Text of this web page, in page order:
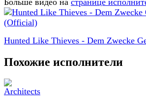
Больше видео на странице
Hunted Like Thieves - Dem Zwecke
Похожие исполнители